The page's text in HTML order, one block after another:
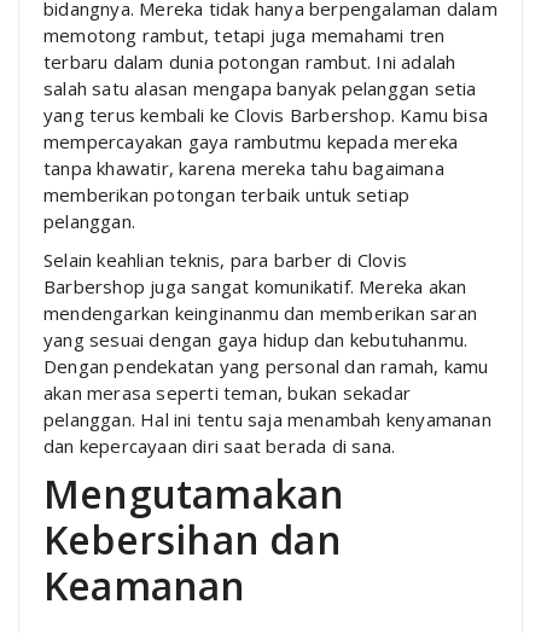
bidangnya. Mereka tidak hanya berpengalaman dalam
memotong rambut, tetapi juga memahami tren
terbaru dalam dunia potongan rambut. Ini adalah
salah satu alasan mengapa banyak pelanggan setia
yang terus kembali ke Clovis Barbershop. Kamu bisa
mempercayakan gaya rambutmu kepada mereka
tanpa khawatir, karena mereka tahu bagaimana
memberikan potongan terbaik untuk setiap
pelanggan.
Selain keahlian teknis, para barber di Clovis
Barbershop juga sangat komunikatif. Mereka akan
mendengarkan keinginanmu dan memberikan saran
yang sesuai dengan gaya hidup dan kebutuhanmu.
Dengan pendekatan yang personal dan ramah, kamu
akan merasa seperti teman, bukan sekadar
pelanggan. Hal ini tentu saja menambah kenyamanan
dan kepercayaan diri saat berada di sana.
Mengutamakan
Kebersihan dan
Keamanan